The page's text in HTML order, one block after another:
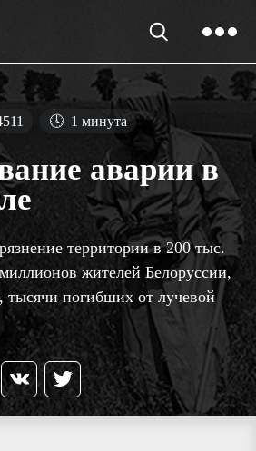
🕓 1 минута
аварии в
территории в 200 тыс.
жителей Белоруссии,
погибших от лучевой